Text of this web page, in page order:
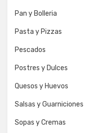
Pan y Bolleria
Pasta y Pizzas
Pescados
Postres y Dulces
Quesos y Huevos
Salsas y Guarniciones
Sopas y Cremas